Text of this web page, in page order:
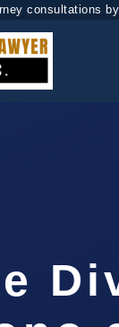
consultations